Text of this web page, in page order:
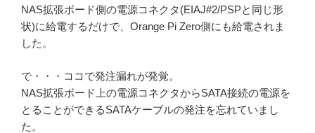
NAS拡張ボード側の電源コネクタ(EIAJ#2/PSPと同じ形
状)に給電するだけで、Orange Pi Zero側にも給電されま
した。
で・・・ココで発注漏れが発覚。
NAS拡張ボード上の電源コネクタからSATA接続の電源を
とることができるSATAケーブルの発注を忘れていまし
た。